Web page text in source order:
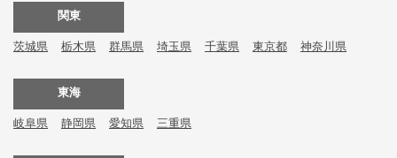
関東
茨城県 栃木県 群馬県 埼玉県 千葉県 東京都 神奈川県
東海
岐阜県 静岡県 愛知県 三重県